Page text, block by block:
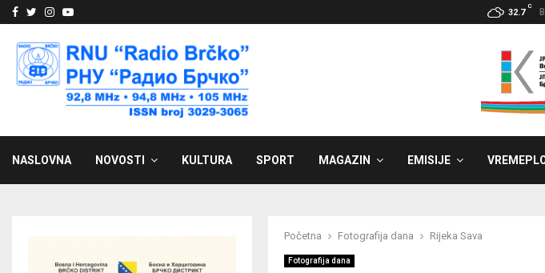
Facebook
Twitter
Instagram
Youtube 32.7
C
NASLOVNA NOVOSTI KULTURA SPORT MAGAZIN EMISIJE
Početna Fotografija dana Rijeka Sava
Fotografija dana